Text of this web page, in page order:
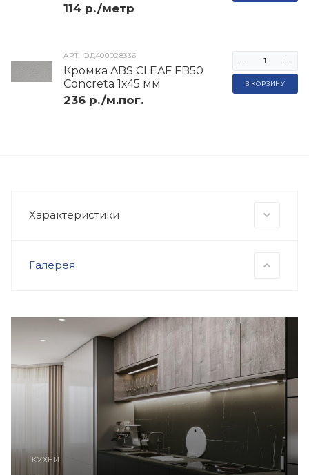
АРТ.ФД400028336
Кромка ABS CLEAF FB50
Concreta 1х45 мм
236 р./м.пог.
В КОРЗИНУ
114 р./метр
Характеристики
Галерея
КУХНИ